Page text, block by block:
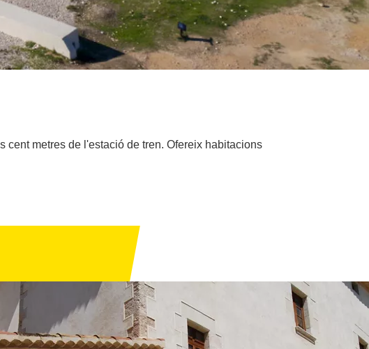
metres de l'estació de tren. Ofereix habitacions